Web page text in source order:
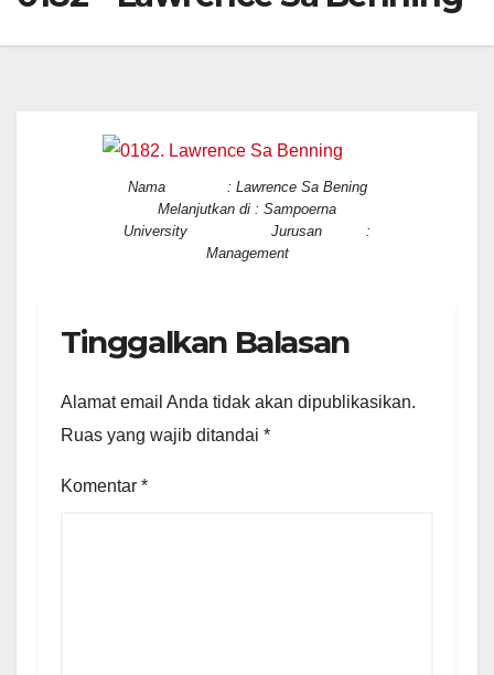
Nama : Lawrence Sa Bening
Melanjutkan di : Sampoerna
University Jurusan :
Management
Tinggalkan Balasan
Alamat email Anda tidak akan dipublikasikan.
Ruas yang wajib ditandai *
Komentar *